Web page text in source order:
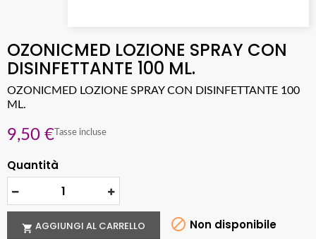
OZONICMED LOZIONE SPRAY CON
DISINFETTANTE 100 ML.
OZONICMED LOZIONE SPRAY CON DISINFETTANTE 100
ML.
9,50 € Tasse incluse
Quantità
 AGGIUNGI AL CARRELLO  Non disponibile